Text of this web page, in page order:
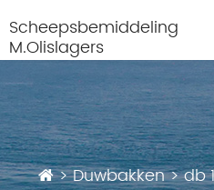
Scheepsbemiddeling
M.Olislagers
>Duwbakken>db